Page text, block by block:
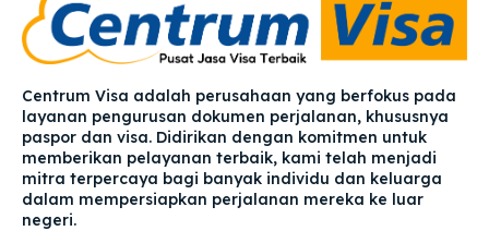
Centrum Visa adalah perusahaan yang berfokus pada
layanan pengurusan dokumen perjalanan, khususnya
paspor dan visa. Didirikan dengan komitmen untuk
memberikan pelayanan terbaik, kami telah menjadi
mitra terpercaya bagi banyak individu dan keluarga
dalam mempersiapkan perjalanan mereka ke luar
negeri.